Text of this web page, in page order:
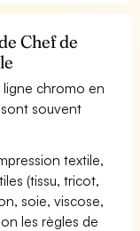
Chef de
ligne chromo en
souvent
textile,
(tissu, tricot,
soie, viscose,
les règles de